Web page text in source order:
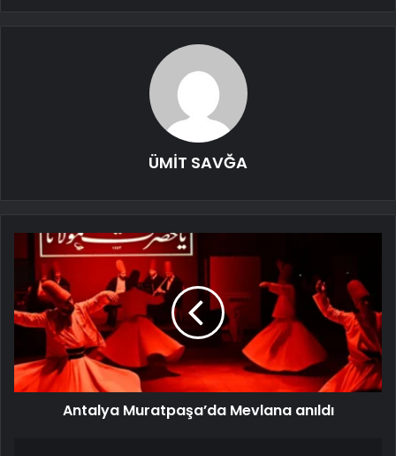
ÜMİT SAVĞA
Antalya Muratpaşa’da Mevlana anıldı